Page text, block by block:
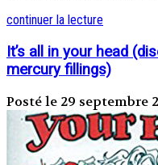
continuer la lecture
It’s all in your head
mercury fillings)
Posté le 29 septembre